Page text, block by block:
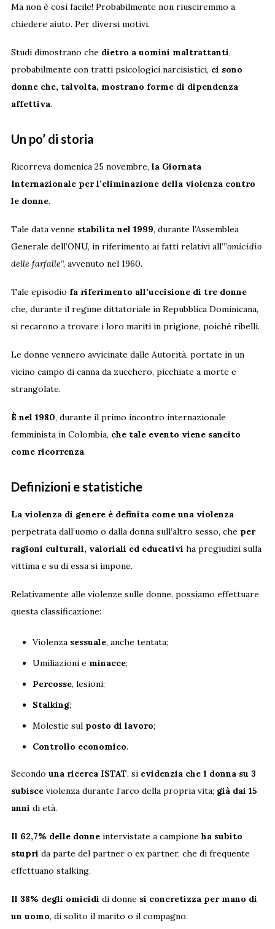
Ma non è così facile! Probabilmente non riusciremmo a
chiedere aiuto. Per diversi motivi.
Studi dimostrano che dietro a uomini maltrattanti,
probabilmente con tratti psicologici narcisistici, ci sono
donne che, talvolta, mostrano forme di dipendenza
affettiva.
Un po’ di storia
Ricorreva domenica 25 novembre, la Giornata
Internazionale per l’eliminazione della violenza contro
le donne.
Tale data venne stabilita nel 1999, durante l’Assemblea
Generale dell’ONU, in riferimento ai fatti relativi all’”omicidio
delle farfalle”, avvenuto nel 1960.
Tale episodio fa riferimento all’uccisione di tre donne
che, durante il regime dittatoriale in Repubblica Dominicana,
si recarono a trovare i loro mariti in prigione, poiché ribelli.
Le donne vennero avvicinate dalle Autorità, portate in un
vicino campo di canna da zucchero, picchiate a morte e
strangolate.
È nel 1980, durante il primo incontro internazionale
femminista in Colombia, che tale evento viene sancito
come ricorrenza.
Definizioni e statistiche
La violenza di genere è definita come una violenza
perpetrata dall’uomo o dalla donna sull’altro sesso, che per
ragioni culturali, valoriali ed educativi ha pregiudizi sulla
vittima e su di essa si impone.
Relativamente alle violenze sulle donne, possiamo effettuare
questa classificazione:
Violenza sessuale, anche tentata;
Umiliazioni e minacce;
Percosse, lesioni;
Stalking;
Molestie sul posto di lavoro;
Controllo economico.
Secondo una ricerca ISTAT, si evidenzia che 1 donna su 3
subisceviolenza durante l’arco della propria vita; già dai 15
anni di età.
Il 62,7% delle donneintervistate a campione ha subito
stupri da parte del partner o ex partner, che di frequente
effettuano stalking.
Il 38% degli omicidi di donne si concretizza per mano di
un uomo, di solito il marito o il compagno.